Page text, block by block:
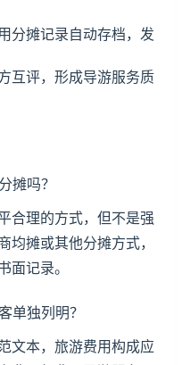
分摊记录自动存档，发
互评，形成导游服务质
摊吗？
合理的方式，但不是强
均摊或其他分摊方式，
面记录。
单独列明？
文本，旅游费用构成应